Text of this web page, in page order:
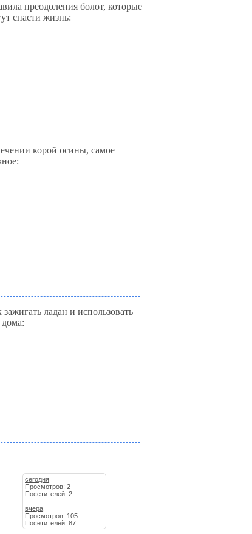
преодоления болот, которые
спасти жизнь:
корой осины, самое
зажигать ладан и использовать
дома:
сегодня
Просмотров: 2
Посетителей: 2
вчера
Просмотров: 105
Посетителей: 87